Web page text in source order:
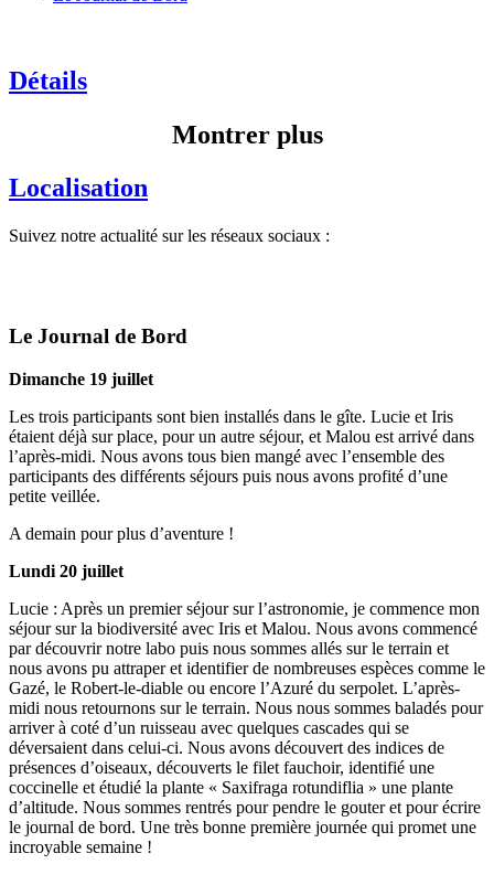
Détails
Montrer plus
Localisation
Suivez notre actualité sur les réseaux sociaux :
Le Journal de Bord
Dimanche 19 juillet
Les trois participants sont bien installés dans le gîte. Lucie et Iris
étaient déjà sur place, pour un autre séjour, et Malou est arrivé dans
l’après-midi. Nous avons tous bien mangé avec l’ensemble des
participants des différents séjours puis nous avons profité d’une
petite veillée.
A demain pour plus d’aventure !
Lundi 20 juillet
Lucie : Après un premier séjour sur l’astronomie, je commence mon
séjour sur la biodiversité avec Iris et Malou. Nous avons commencé
par découvrir notre labo puis nous sommes allés sur le terrain et
nous avons pu attraper et identifier de nombreuses espèces comme le
Gazé, le Robert-le-diable ou encore l’Azuré du serpolet. L’après-
midi nous retournons sur le terrain. Nous nous sommes baladés pour
arriver à coté d’un ruisseau avec quelques cascades qui se
déversaient dans celui-ci. Nous avons découvert des indices de
présences d’oiseaux, découverts le filet fauchoir, identifié une
coccinelle et étudié la plante « Saxifraga rotundiflia » une plante
d’altitude. Nous sommes rentrés pour pendre le gouter et pour écrire
le journal de bord. Une très bonne première journée qui promet une
incroyable semaine !